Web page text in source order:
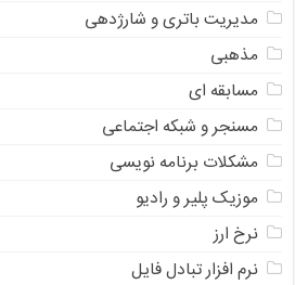
مدیریت باتری و شارژدهی
مذهبی
مسابقه ای
مسنجر و شبکه اجتماعی
مشکلات برنامه نویسی
موزیک پلیر و رادیو
نرخ ارز
ﻧﺮﻡ ﺍﻓﺰﺍﺭ ﺗﺒﺎﺩﻝ ﻓﺎﻳﻞ